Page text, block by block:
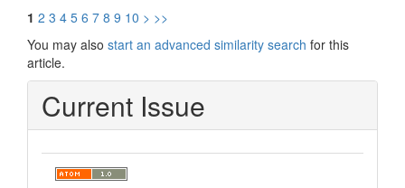
1 2 3 4 5 6 7 8 9 10 > >>
You may also start an advanced similarity search for this
article.
Current Issue